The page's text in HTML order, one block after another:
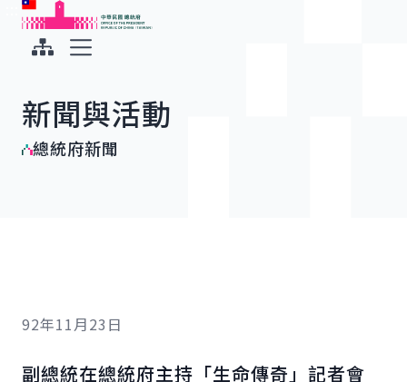
跳到主要內容
中華民國總統府
新聞與活動
總統府新聞
92年11月23日
副總統在總統府主持「生命傳奇」記者會